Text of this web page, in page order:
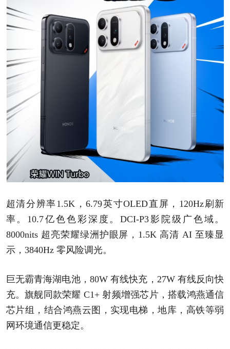
超清分辨率1.5K，6.79英寸OLED直屏，120Hz刷新
率。10.7亿色色彩深度。DCI-P3影院级广色域。
8000nits 超亮荣耀绿洲护眼屏，1.5K 高清 AI 至臻显
示，3840Hz 零风险调光。
巨无霸青海湖电池，80W 有线快充，27W 有线反向快
充。旗舰同款荣耀 C1+ 射频增强芯片，搭载鸿燕通信
芯片组，结合鸿燕云图，实现电梯，地库，高铁等弱
网环境通信更稳定。